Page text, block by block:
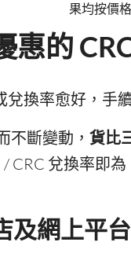
果均按價
的
兌換率愈好，手
不斷變動， 貨比
CRC 兌換率即為
網上平